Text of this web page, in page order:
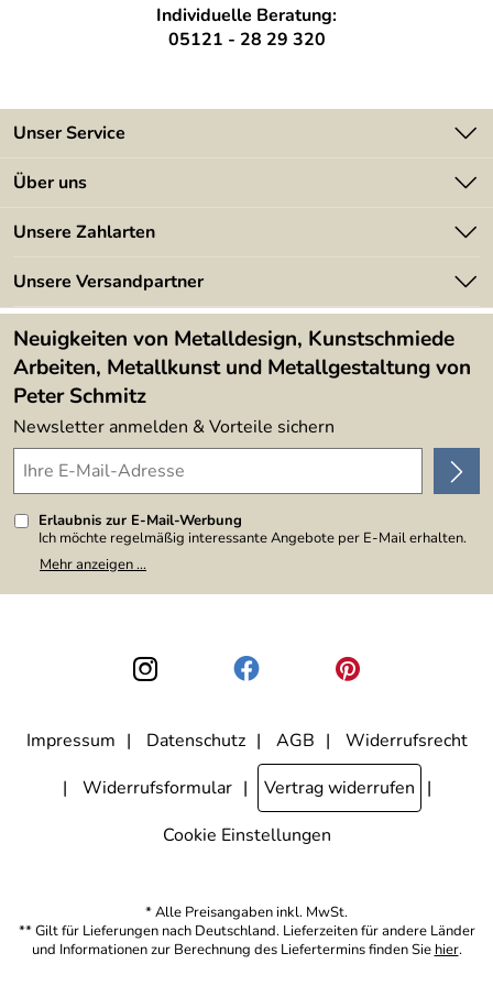
Individuelle Beratung:
05121 - 28 29 320
Unser Service
Kontakt
Kundeninformationen
Newsletter
Lieferbedingungen
Über uns
Angebote
Kundenbewertungen (394)
4,9/5
Unsere Zahlarten
Unsere Versandpartner
Neuigkeiten von Metalldesign, Kunstschmiede
Arbeiten, Metallkunst und Metallgestaltung von
Peter Schmitz
Newsletter anmelden & Vorteile sichern
Erlaubnis zur E-Mail-Werbung
Ich möchte regelmäßig interessante Angebote per E-Mail erhalten.
Meine E-Mail-Adresse wird nicht an andere Unternehmen
weitergegeben. Zu statistischen Zwecken wird in anonymer Form
den Link "Abmelden" am Ende des Newsletters anklicke. Die
Datenschutzerklärung
habe ich zur Kenntnis genommen.
Mehr anzeigen ...
Impressum Datenschutz AGB
Widerrufsrecht
Widerrufsformular
Vertrag widerrufen
Cookie Einstellungen
* Alle Preisangaben inkl. MwSt.
** Gilt für Lieferungen nach Deutschland. Lieferzeiten für andere Länder
und Informationen zur Berechnung des Liefertermins finden Sie hier.